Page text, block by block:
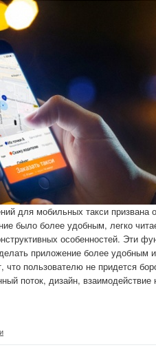
для мобильных такси призвана
было более удобным, легко
особенностей. Эти
приложение более удобным
пользователю не придется
поток, дизайн, взаимодействие